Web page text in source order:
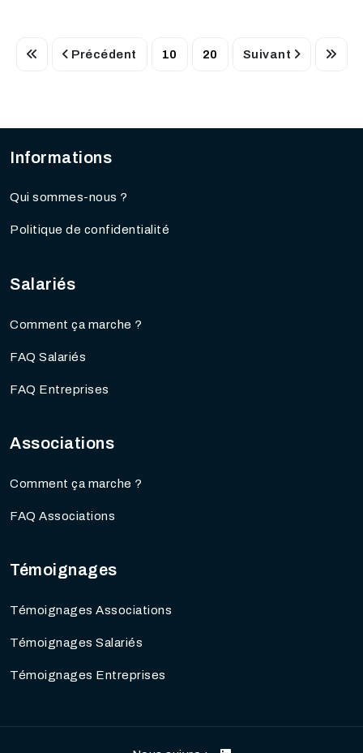
Précédent 10 20 Suivant
Informations
Qui sommes-nous ?
Politique de confidentialité
Salariés
Comment ça marche ?
FAQ Salariés
FAQ Entreprises
Associations
Comment ça marche ?
FAQ Associations
Témoignages
Témoignages Associations
Témoignages Salariés
Témoignages Entreprises